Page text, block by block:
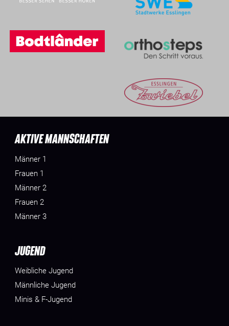
AKTIVE MANNSCHAFTEN
Männer 1
Frauen 1
Männer 2
Frauen 2
Männer 3
JUGEND
Weibliche Jugend
Männliche Jugend
Minis & F-Jugend